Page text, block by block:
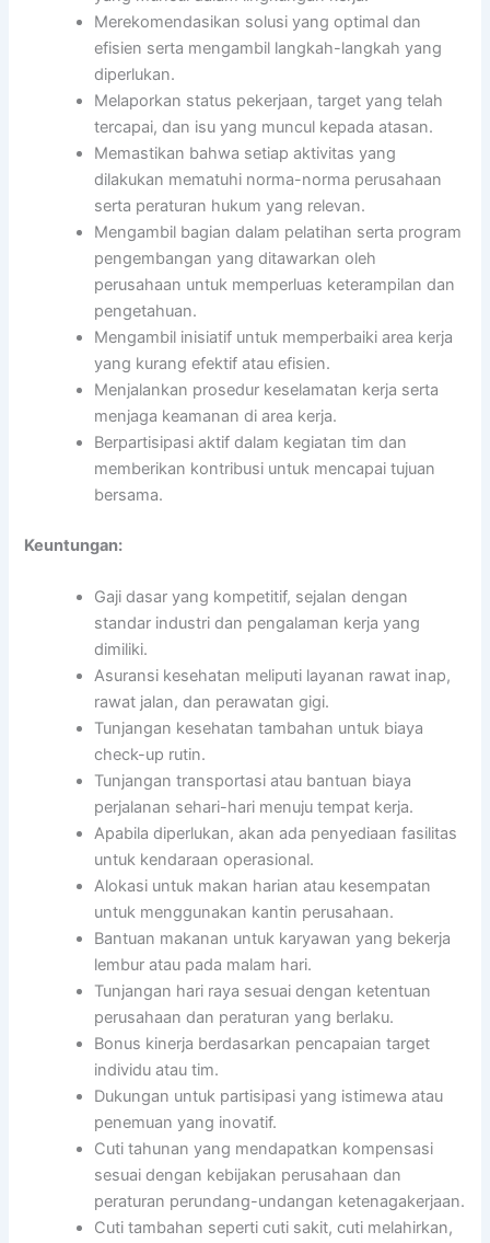
Merekomendasikan solusi yang optimal dan
efisien serta mengambil langkah-langkah yang
diperlukan.
Melaporkan status pekerjaan, target yang telah
tercapai, dan isu yang muncul kepada atasan.
Memastikan bahwa setiap aktivitas yang
dilakukan mematuhi norma-norma perusahaan
serta peraturan hukum yang relevan.
Mengambil bagian dalam pelatihan serta program
pengembangan yang ditawarkan oleh
perusahaan untuk memperluas keterampilan dan
pengetahuan.
Mengambil inisiatif untuk memperbaiki area kerja
yang kurang efektif atau efisien.
Menjalankan prosedur keselamatan kerja serta
menjaga keamanan di area kerja.
Berpartisipasi aktif dalam kegiatan tim dan
memberikan kontribusi untuk mencapai tujuan
bersama.
Keuntungan:
Gaji dasar yang kompetitif, sejalan dengan
standar industri dan pengalaman kerja yang
dimiliki.
Asuransi kesehatan meliputi layanan rawat inap,
rawat jalan, dan perawatan gigi.
Tunjangan kesehatan tambahan untuk biaya
check-up rutin.
Tunjangan transportasi atau bantuan biaya
perjalanan sehari-hari menuju tempat kerja.
Apabila diperlukan, akan ada penyediaan fasilitas
untuk kendaraan operasional.
Alokasi untuk makan harian atau kesempatan
untuk menggunakan kantin perusahaan.
Bantuan makanan untuk karyawan yang bekerja
lembur atau pada malam hari.
Tunjangan hari raya sesuai dengan ketentuan
perusahaan dan peraturan yang berlaku.
Bonus kinerja berdasarkan pencapaian target
individu atau tim.
Dukungan untuk partisipasi yang istimewa atau
penemuan yang inovatif.
Cuti tahunan yang mendapatkan kompensasi
sesuai dengan kebijakan perusahaan dan
peraturan perundang-undangan ketenagakerjaan.
Cuti tambahan seperti cuti sakit, cuti melahirkan,